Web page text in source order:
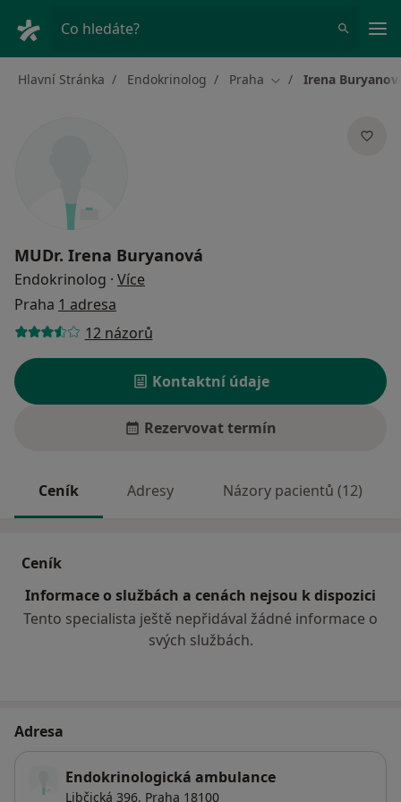
Co hledáte?
Hlavní Stránka Endokrinolog Praha Změna města
Irena
MUDr. Irena Buryanová
Endokrinolog · Více
Praha 1 adresa
12 názorů
Kontaktní údaje
Rezervovat termín
Ceník Adresy Názory pacientů (12)
Ceník
Informace o službách a cenách nejsou k dispozici
Tento specialista ještě nepřidával žádné informace o
svých službách.
Adresa
Endokrinologická ambulance
Libčická 396, Praha 18100